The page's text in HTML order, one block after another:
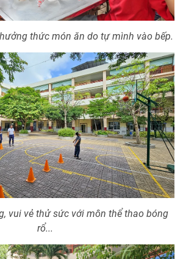
thức món ăn do tự mình vào bếp.
vui vẻ thử sức với môn thể thao bóng
rổ...